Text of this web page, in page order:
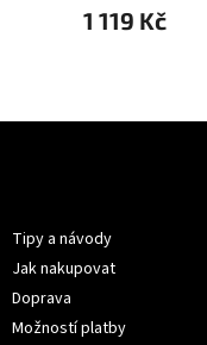
1 119 Kč
Tipy a návody
Jak nakupovat
Doprava
Možností platby